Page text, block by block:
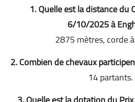
1. Quelle est la distance du
6/10/2025 à
2875 mètres, corde
2. Combien de chevaux
14 partants.